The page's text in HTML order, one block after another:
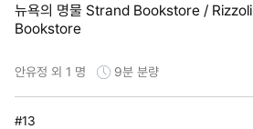
뉴욕의 명물 Strand Bookstore / Rizzoli
Bookstore
안유정 외 1 명 9분 분량
#13